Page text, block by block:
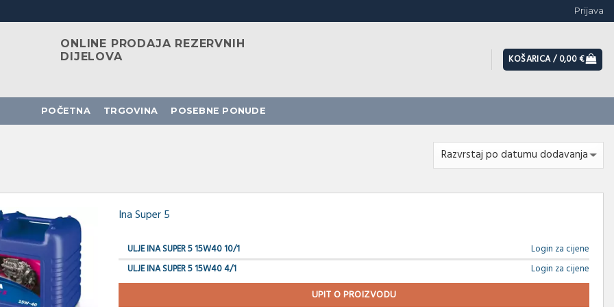
Prijava
ONLINE PRODAJA REZERVNIH
DIJELOVA
KOŠARICA /0,00€
POČETNA TRGOVINA POSEBNE PONUDE
Ina Super 5
ULJE INA SUPER 5 15W40 10/1
Login za cijene
ULJE INA SUPER 5 15W40 4/1
Login za cijene
UPIT O PROIZVODU